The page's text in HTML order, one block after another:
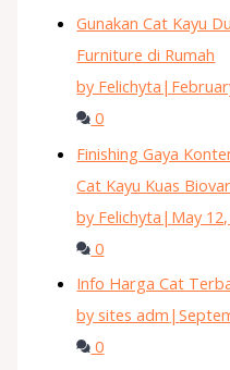
Gunakan Cat Kayu
Furniture di Rumah
by Felichyta |
0
Finishing Gaya
Cat Kayu Kuas
by Felichyta | May
0
Info Harga Cat
by sites adm |
0